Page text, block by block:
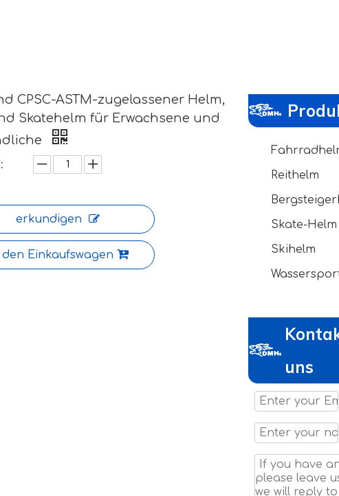
CPSC-ASTM-zugelassener Helm,
Skatehelm für Erwachsene und
erkundigen
den Einkaufswagen
Reithelm
Skate-Helm
Skihelm
uns